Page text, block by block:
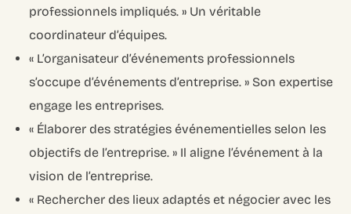
professionnels impliqués. » Un véritable
coordinateur d’équipes.
« L’organisateur d’événements professionnels
s’occupe d’événements d’entreprise. » Son expertise
engage les entreprises.
« Élaborer des stratégies événementielles selon les
objectifs de l’entreprise. » Il aligne l’événement à la
vision de l’entreprise.
« Rechercher des lieux adaptés et négocier avec les